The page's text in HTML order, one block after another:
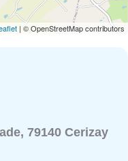
| © OpenStreetMap contributors
79140 Cerizay